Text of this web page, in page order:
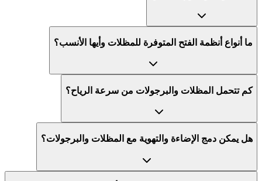
ما أنواع أنظمة الفتح المتوفرة للمظلات وأيها الأنسب؟
كم تتحمل المظلات والبرجولات من سرعة الرياح؟
هل يمكن دمج الإضاءة والتهوية مع المظلات والبرجولات؟